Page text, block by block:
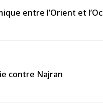
entre l’Orient et
contre Najran